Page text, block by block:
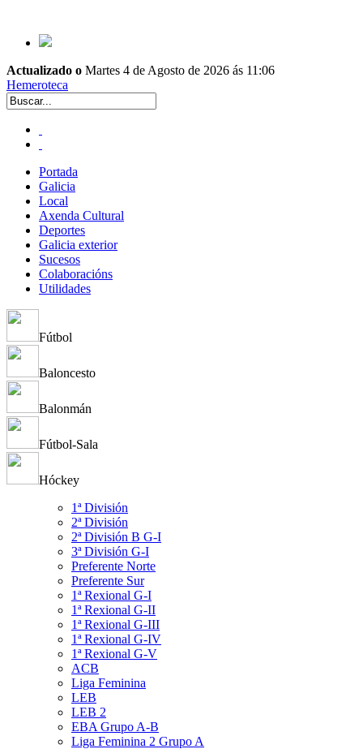
Actualizado o Martes 4 de Agosto de 2026 ás 11:06
Hemeroteca
Portada
Galicia
Local
Axenda Cultural
Deportes
Galicia exterior
Sucesos
Colaboracións
Utilidades
Fútbol
Baloncesto
Balonmán
Fútbol-Sala
Hóckey
1ª División
2ª División
2ª División B G-I
3ª División G-I
Preferente Norte
Preferente Sur
1ª Rexional G-I
1ª Rexional G-II
1ª Rexional G-III
1ª Rexional G-IV
1ª Rexional G-V
ACB
Liga Feminina
LEB
LEB 2
EBA Grupo A-B
Liga Feminina 2 Grupo A